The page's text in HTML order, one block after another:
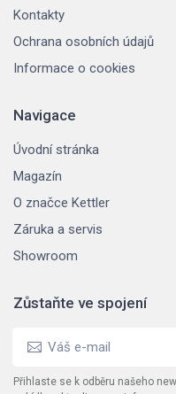
Kontakty
Ochrana osobních údajů
Informace o cookies
Navigace
Úvodní stránka
Magazín
O značce Kettler
Záruka a servis
Showroom
Zůstaňte ve spojení
Přihlaste se k odběru našeho